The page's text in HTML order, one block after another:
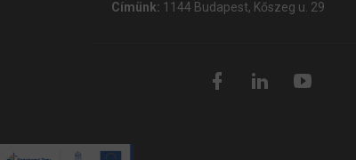
Címünk: 1144 Budapest, Kőszeg u. 29